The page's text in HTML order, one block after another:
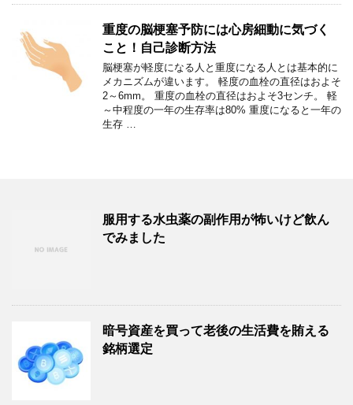
重度の脳梗塞予防には心房細動に気づく
こと！自己診断方法
脳梗塞が軽度になる人と重度になる人とは基本的に
メカニズムが違います。 軽度の血栓の直径はおよそ
2～6mm。 重度の血栓の直径はおよそ3センチ。 軽
～中程度の一年の生存率は80% 重度になると一年の
生存 …
服用する水虫薬の副作用が怖いけど飲ん
でみました
暗号資産を買って老後の生活費を賄える
銘柄選定